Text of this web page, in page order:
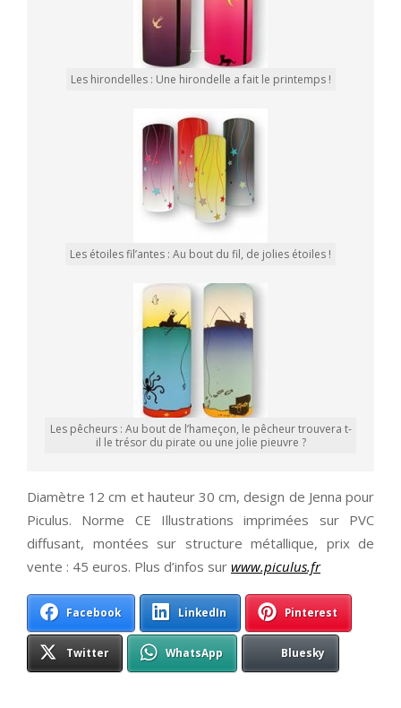
Les hirondelles : Une hirondelle a fait le printemps !
Les étoiles fil’antes : Au bout du fil, de jolies étoiles !
Les pêcheurs : Au bout de l’hameçon, le pêcheur trouvera t-
il le trésor du pirate ou une jolie pieuvre ?
Diamètre 12 cm et hauteur 30 cm, design de Jenna pour
Piculus. Norme CE Illustrations imprimées sur PVC
diffusant, montées sur structure métallique, prix de
vente : 45 euros. Plus d’infos sur www.piculus.fr
Facebook LinkedIn Pinterest
Twitter WhatsApp Bluesky